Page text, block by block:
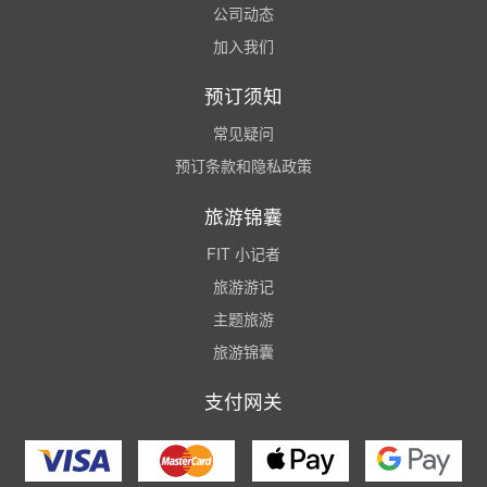
公司动态
加入我们
预订须知
常见疑问
预订条款和隐私政策
旅游锦囊
FIT 小记者
旅游游记
主题旅游
旅游锦囊
支付网关